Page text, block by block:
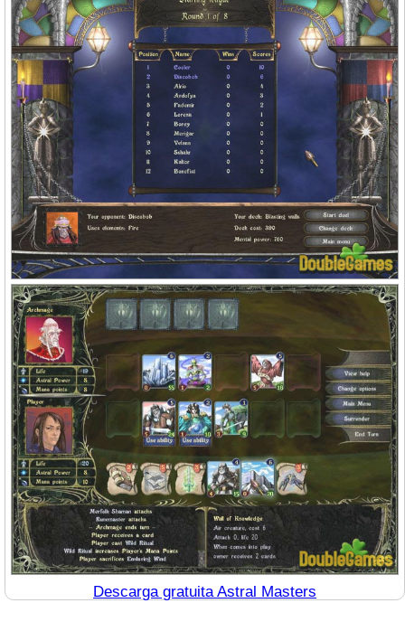
Descarga gratuita Astral Masters